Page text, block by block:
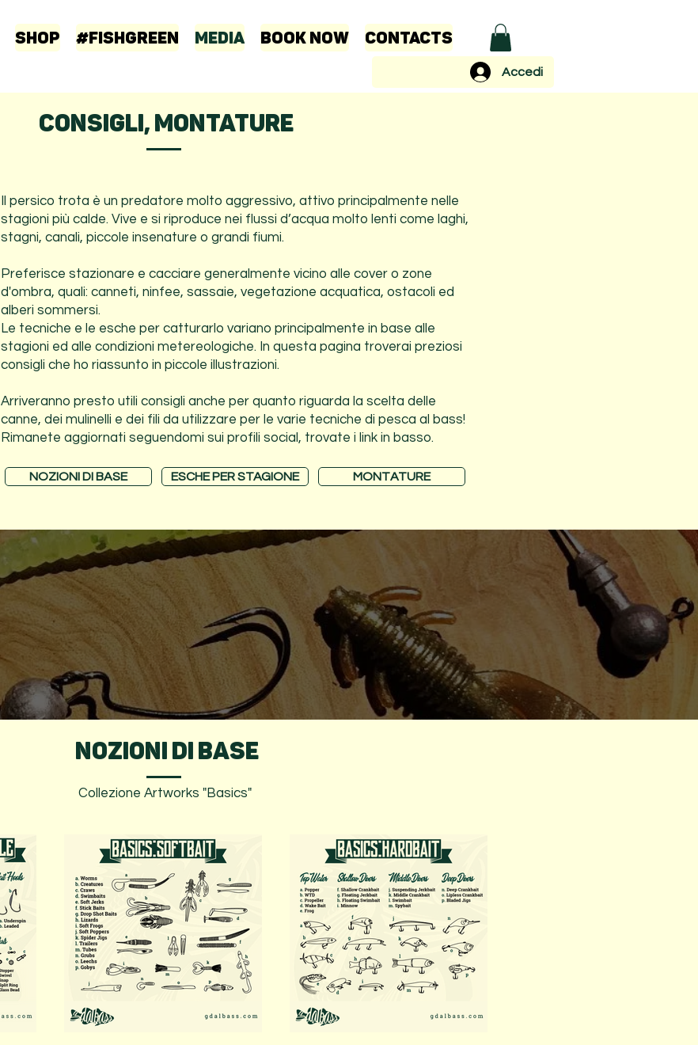
Shop #FISHGREEN Media Book Now Contacts
Accedi
CONSIGLI, MONTATURE
Il persico trota è un predatore molto aggressivo, attivo principalmente nelle
stagioni più calde. Vive e si riproduce nei flussi d’acqua molto lenti come laghi,
stagni, canali, piccole insenature o grandi fiumi.
Preferisce stazionare e cacciare generalmente vicino alle cover o zone
d'ombra, quali: canneti, ninfee, sassaie, vegetazione acquatica, ostacoli ed
alberi sommersi.
Le tecniche e le esche per catturarlo variano principalmente in base alle
stagioni ed alle condizioni metereologiche. In questa pagina troverai preziosi
consigli che ho riassunto in piccole illustrazioni.
Arriveranno presto utili consigli anche per quanto riguarda la scelta delle
canne, dei mulinelli e dei fili da utilizzare per le varie tecniche di pesca al bass!
Rimanete aggiornati seguendomi sui profili social, trovate i link in basso.
NOZIONI DI BASE ESCHE PER STAGIONE MONTATURE
NOZIONI DI BASE
Collezione Artworks "Basics"